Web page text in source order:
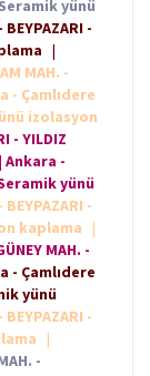
Seramik yünü
-
|
MAH. -
- Çamlıdere
izolasyon
- YILDIZ
| Ankara -
Seramik yünü
-
kaplama
|
MAH. -
- Çamlıdere
yünü
-
|
-